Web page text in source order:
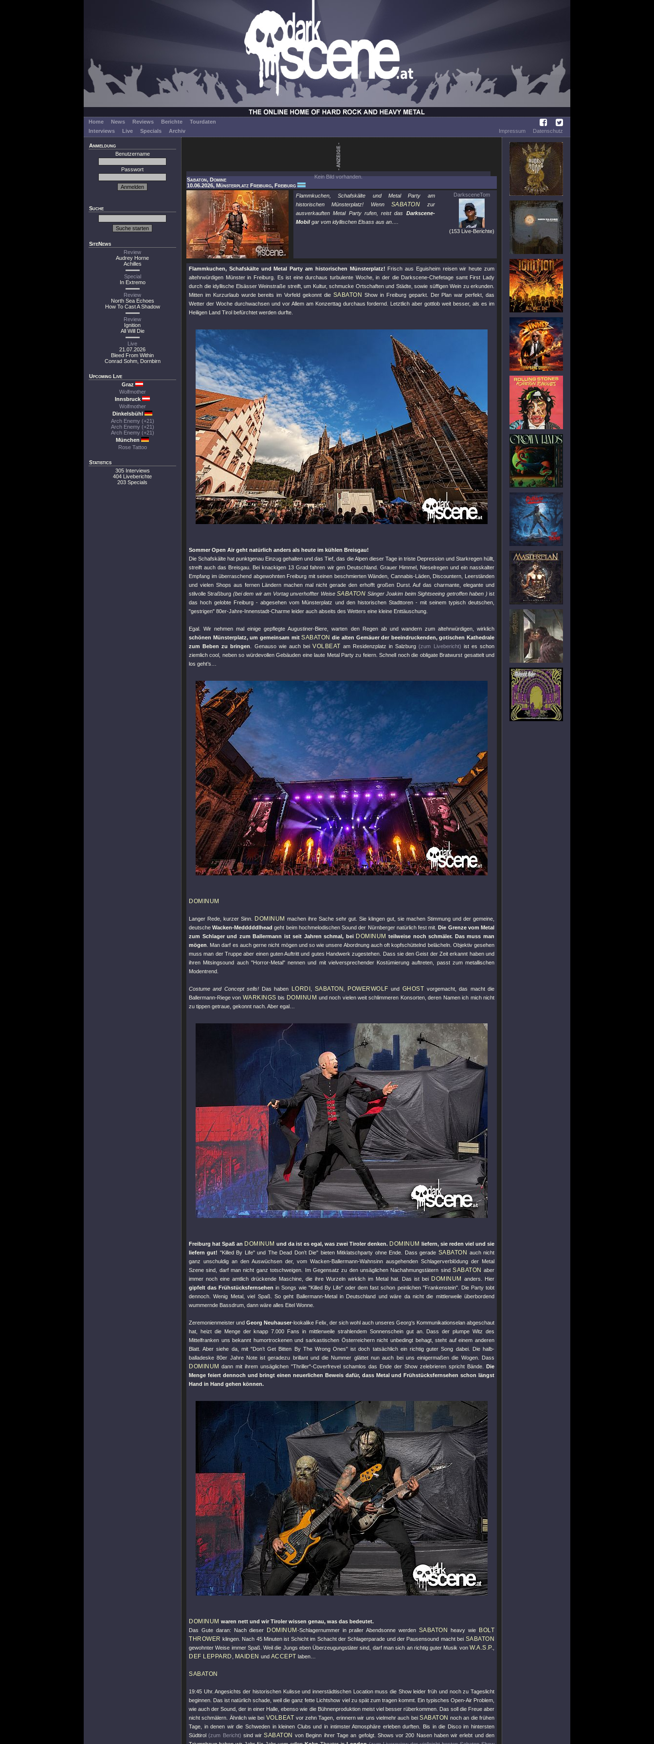
Home News Reviews Berichte
Tourdaten
Interviews
Live Specials Archiv Impressum Datenschutz
Anmeldung
Benutzername
Passwort
Suche
SiteNews
Review
Audrey Horne
Achilles
Special
In Extremo
Review
North Sea Echoes
How To Cast A Shadow
Review
Ignition
All Will Die
Live
21.07.2026
Bleed From Within
Conrad Sohm, Dornbirn
Upcoming Live
Graz
Wolfmother
Innsbruck
Wolfmother
Dinkelsbühl
Arch Enemy (+21)
Arch Enemy (+21)
Arch Enemy (+21)
München
Rose Tattoo
Statistics
305 Interviews
404 Liveberichte
203 Specials
Kein Bild vorhanden.
Sabaton, Domine
10.06.2026, Münsterplatz Freiburg, Freiburg
Flammkuchen, Schafskälte und Metal Party am
historischen Münsterplatz! Wenn SABATON zur
ausverkauften Metal Party rufen, reist das Darkscene-
Mobilgar vom idyllischen Elsass aus an….
DarksceneTom
(153 Live-Berichte)
Flammkuchen, Schafskälte und Metal Party am historischen Münsterplatz! Frisch aus Eguisheim reisen wir heute zum
altehrwürdigen Münster in Freiburg. Es ist eine durchaus turbulente Woche, in der die Darkscene-Chefetage samt First Lady
durch die idyllische Elsässer Weinstraße streift, um Kultur, schmucke Ortschaften und Städte, sowie süffigen Wein zu erkunden.
Mitten im Kurzurlaub wurde bereits im Vorfeld gekonnt die SABATON Show in Freiburg geparkt. Der Plan war perfekt, das
Wetter der Woche durchwachsen und vor Allem am Konzerttag durchaus fordernd. Letztlich aber gottlob weit besser, als es im
Heiligen Land Tirol befürchtet werden durfte.
Sommer Open Air geht natürlich anders als heute im kühlen Breisgau!
Die Schafskälte hat punktgenau Einzug gehalten und das Tief, das die Alpen dieser Tage in triste Depression und Starkregen hüllt,
streift auch das Breisgau. Bei knackigen 13 Grad fahren wir gen Deutschland. Grauer Himmel, Nieselregen und ein nasskalter
Empfang im überraschend abgewohnten Freiburg mit seinen beschmierten Wänden, Cannabis-Läden, Discountern, Leerständen
und vielen Shops aus fernen Ländern machen mal nicht gerade den erhofft großen Durst. Auf das charmante, elegante und
stilvolle Straßburg (bei dem wir am Vortag unverhoffter Weise SABATON Sänger Joakim beim Sightseeing getroffen haben ) ist
das hoch gelobte Freiburg - abgesehen vom Münsterplatz und den historischen Stadttoren - mit seinem typisch deutschen,
"gestrigen" 80er-Jahre-Innenstadt-Charme leider auch abseits des Wetters eine kleine Enttäuschung.
Egal. Wir nehmen mal einige gepflegte Augustiner-Biere, warten den Regen ab und wandern zum altehrwürdigen, wirklich
schönen Münsterplatz, um gemeinsam mitSABATON die alten Gemäuer der beeindruckenden, gotischen Kathedrale
zum Beben zu bringen
. Genauso wie auch beiVOLBEAT am Residenzplatz in Salzburg(zum Livebericht) ist es schon
ziemlich cool, neben so würdevollen Gebäuden eine laute Metal Party zu feiern. Schnell noch die obligate Bratwurst gesattelt und
los geht’s…
DOMINUM
Langer Rede, kurzer Sinn. DOMINUM machen ihre Sache sehr gut. Sie klingen gut, sie machen Stimmung und der gemeine,
deutscheWacken-Medddddlhead geht beim hochmelodischen Sound der Nürnberger natürlich fest mit.Die Grenze vom Metal
zum Schlager und zum Ballermann ist seit Jahren schmal, bei DOMINUM teilweise noch schmäler. Das muss man
mögen . Man darf es auch gerne nicht mögen und so wie unsere Abordnung auch oft kopfschüttelnd belächeln. Objektiv gesehen
muss man der Truppe aber einen guten Auftritt und gutes Handwerk zugestehen. Dass sie den Geist der Zeit erkannt haben und
ihren Mitsingsound auch "Horror-Metal"nennen und mit vielversprechender Kostümierung auftreten, passt zum metallischen
Modentrend.
Costume and Concept sells! Das haben LORDI SABATON POWERWOLF und GHOST vorgemacht, das macht die
Ballermann-Riege von WARKINGS bis DOMINUM und noch vielen weit schlimmeren Konsorten, deren Namen ich mich nicht
zu tippen getraue, gekonnt nach. Aber egal…
Freiburg hat Spaß an DOMINUM und da ist es egal, was zwei Tiroler denken. DOMINUM liefern, sie reden viel und sie
liefern gut! "Killed By Life"und The Dead Don’t Die" bieten Mitklatschparty ohne Ende. Dass gerade SABATON auch nicht
ganz unschuldig an den Auswüchsen der, vom Wacken-Ballermann-Wahnsinn ausgehenden Schlagerverblödung der Metal
Szene sind, darf man nicht ganz totschweigen. Im Gegensatz zu den unsäglichen Nachahmungstätern sindSABATON aber
immer noch eine amtlich drückende Maschine, die ihre Wurzeln wirklich im Metal hat. Das ist bei DOMINUM
anders. Hier
gipfelt das Frühstücksfernsehen in Songs wie "Killed By Life" oder dem fast schon peinlichen "Frankenstein". Die Party tobt
dennoch. Wenig Metal, viel Spaß. So geht Ballermann-Metal in Deutschland und wäre da nicht die mittlerweile überbordend
wummernde Bassdrum, dann wäre alles Eitel Wonne.
Zeremonienmeister und Georg Neuhauser-lookalike Felix, der sich wohl auch unseres Georg‘s Kommunikationselan abgeschaut
hat, heizt die Menge der knapp 7.000 Fans in mittlerweile strahlendem Sonnenschein gut an. Dass der plumpe Witz des
Mittelfranken uns bekannt humortrockenen und sarkastischen Österreichern nicht unbedingt behagt, steht auf einem anderen
Blatt. Aber siehe da, mit "Don’t Get Bitten By The Wrong Ones" ist doch tatsächlich ein richtig guter Song dabei. Die halb-
balladeske 80er Jahre Note ist geradezu brillant und die Nummer glättet nun auch bei uns einigermaßen die Wogen. Dass
DOMINUM dann mit ihrem unsäglichen "Thriller"-Coverfrevel schamlos das Ende der Show zelebrieren spricht Bände.Die
Menge feiert dennoch und bringt einen neuerlichen Beweis dafür, dass Metal und Frühstücksfernsehen schon längst
Hand in Hand gehen können.
DOMINUM waren nett und wir Tiroler wissen genau, was das bedeutet.
Das Gute daran: Nach dieser
DOMINUM -Schlagernummer in praller Abendsonne werden SABATON heavy wie
BOLT
THROWER klingen. Nach 45 Minuten ist Schicht im Schacht der Schlagerparade und der Pausensound macht bei SABATON
gewohnter Weise immer Spaß. Weil die Jungs eben Überzeugungstäter sind, darf man sich an richtig guter Musik von W.A.S.P.
DEF LEPPARD MAIDEN und ACCEPT laben…
SABATON
19:45 Uhr. Angesichts der historischen Kulisse und innerstädtischen Location muss die Show leider früh und noch zu Tageslicht
beginnen. Das ist natürlich schade, weil die ganz fette Lichtshow viel zu spät zum tragen kommt. Ein typisches Open-Air Problem,
wie auch der Sound, der in einer Halle, ebenso wie die Bühnenproduktion meist viel besser rüberkommen. Das soll die Freue aber
nicht schmälern. Ähnlich wie bei VOLBEAT vor zehn Tagen, erinnern wir uns vielmehr auch beiSABATON noch an die frühen
Tage, in denen wir die Schweden in kleinen Clubs und in intimster Atmosphäre erleben durften. Bis in die Disco im hintersten
Südtirol(zum Bericht) sind wirSABATON von Beginn ihrer Tage an gefolgt. Shows vor 200 Nasen haben wir erlebt und den